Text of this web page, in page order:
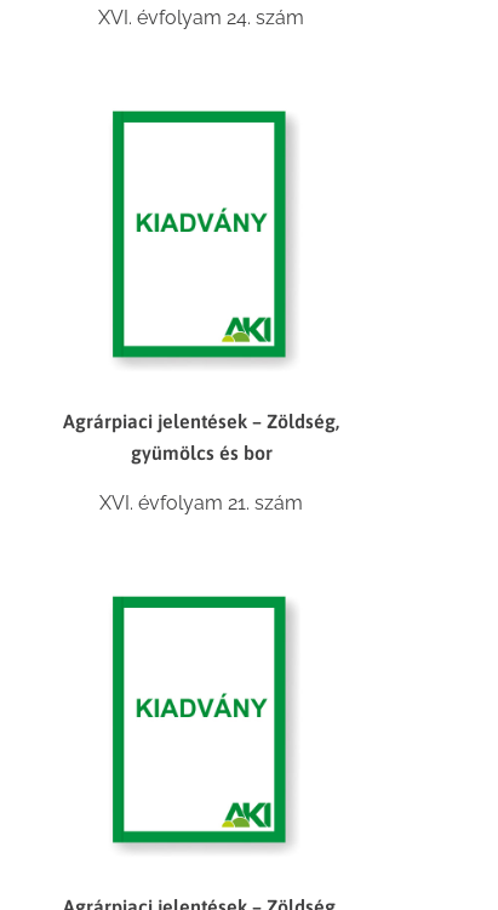
XVI. évfolyam 24. szám
Agrárpiaci jelentések – Zöldség,
gyümölcs és bor
XVI. évfolyam 21. szám